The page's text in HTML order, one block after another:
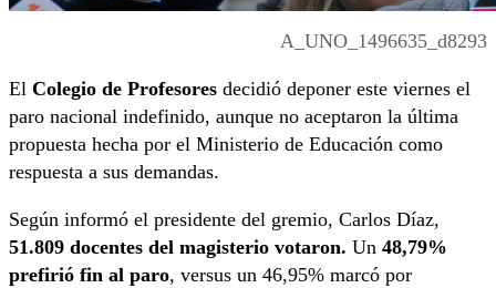
A_UNO_1496635_d8293
El Colegio de Profesores decidió deponer este viernes el
paro nacional indefinido, aunque no aceptaron la última
propuesta hecha por el Ministerio de Educación como
respuesta a sus demandas.
Según informó el presidente del gremio, Carlos Díaz,
51.809 docentes del magisterio votaron. Un 48,79%
prefirió fin al paro, versus un 46,95% marcó por